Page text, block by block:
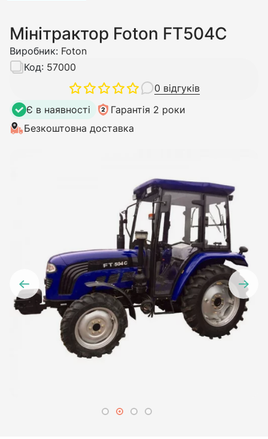
Мінітрактор Foton FT504C
Виробник: Foton
0 відгуків
Код: 57000
Є в наявності
Гарантія 2 роки
Безкоштовна доставка